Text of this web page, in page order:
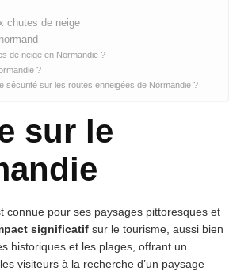
chutes de neige
de neige en Normandie ?
?
sécurité sur les routes enneigées de Normandie ?
sur le
connue pour ses paysages pittoresques et
significatif sur le tourisme, aussi bien
historiques et les plages, offrant un
visiteurs à la recherche d’un paysage